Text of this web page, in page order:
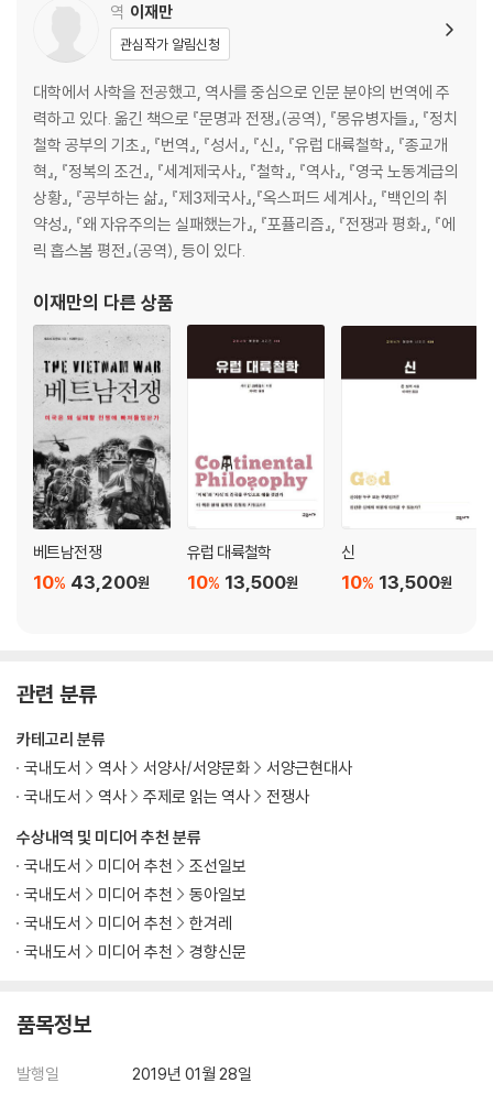
8장 확산되는 파문
외국의 반응 | 호요스 백작, 베를린에 파견되다 | 오스트리아가 최후통첩을
보내기까지 | 가르트비크의 죽음
9장 상트페테르부르크의 프랑스인들
드 로비앙 백작, 열차를 갈아타다 | 푸앵카레, 러시아행 배에 오르다 | 포커
게임
오스트리아, 요구하다 | 세르비아, 대응하다 | ‘국지전’이 시작되다
11장 경고사격
강경책의 우세 | “이번에는 전쟁이다” | 러시아의 사정
12장 마지막 날들
낯선 빛이 유럽 지도로 내려오다 | 푸앵카레, 파리로 돌아오다 | 러시아, 군
대를 동원하다 | 어둠 속으로 뛰어들기 | “뭔가 오해가 생긴 게 틀림없습니
다” | 폴 캉봉의 시련 | 영국, 개입하다 | 벨기에 | 군화
결론
역 이재만
관심작가 알림신청
대학에서 사학을 전공했고, 역사를 중심으로 인문 분야의 번역에 주
력하고 있다. 옮긴 책으로 『문명과 전쟁』(공역), 『몽유병자들』, 『정치
철학 공부의 기초』, 『번역』, 『성서』, 『신』, 『유럽 대륙철학』, 『종교개
혁』, 『정복의 조건』, 『세계제국사』, 『철학』, 『역사』, 『영국 노동계급의
상황』, 『공부하는 삶』, 『제3제국사』,『옥스퍼드 세계사』, 『백인의 취
약성』, 『왜 자유주의는 실패했는가』, 『포퓰리즘』, 『전쟁과 평화』, 『에
릭 홉스봄 평전』(공역), 등이 있다.
이재만의 다른 상품
베트남전쟁
43,200원
10%
유럽 대륙철학
13,500원
10%
신
13,500원
10%
관련 분류
수상내역 및 미디어 추천 분류
국내도서
미디어 추천
조선일보
국내도서
미디어 추천
동아일보
국내도서
미디어 추천
한겨레
국내도서
미디어 추천 경향신문
카테고리 분류
국내도서
역사 서양사/서양문화
서양근현대사
국내도서
역사 주제로 읽는 역사 전쟁사
품목정보
발행일
2019년 01월 28일